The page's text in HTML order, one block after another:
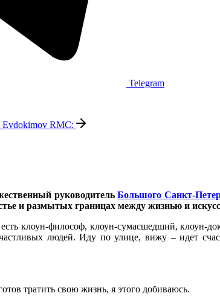
Telegram
Evdokimov RMC:
руководительБольшого Санкт-
и размытых границах между жизнью и
клоун-философ, клоун-сумасшедший, клоун-
людей. Иду по улице, вижу – идет
тратить свою жизнь, я этого добиваюсь.